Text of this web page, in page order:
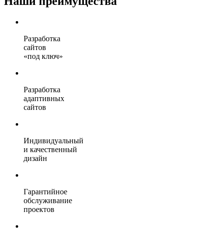
Разработка
сайтов
«под ключ»
Разработка
адаптивных
сайтов
Индивидуальный
и качественный
дизайн
Гарантийное
обслуживание
проектов